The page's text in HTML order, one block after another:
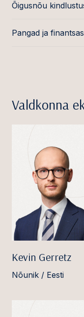
Õigusnõu
Pangad ja
Valdkonna
Kevin Gerretz
Nõunik / Eesti